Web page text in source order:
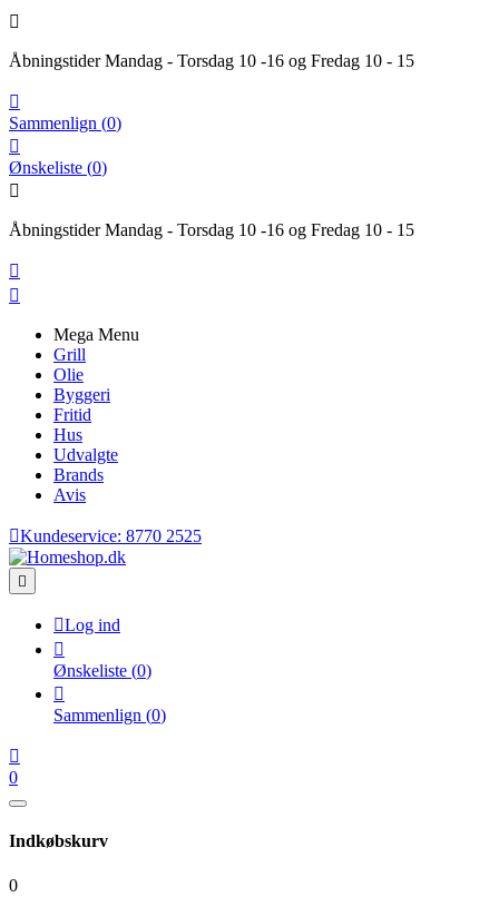

Åbningstider Mandag - Torsdag 10 -16 og Fredag 10 - 15

Sammenlign (0)

Ønskeliste (0)

Åbningstider Mandag - Torsdag 10 -16 og Fredag 10 - 15


Mega Menu
Grill
Olie
Byggeri
Fritid
Hus
Udvalgte
Brands
Avis
Kundeservice: 8770 2525

Log ind

Ønskeliste (0)

Sammenlign (0)

0
Indkøbskurv
0